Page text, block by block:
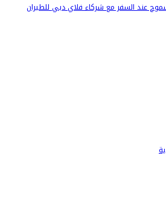
عند السفر مع شركاء فلاي دبي للطيران